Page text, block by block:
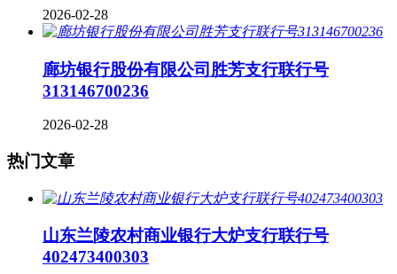
2026-02-28
廊坊银行股份有限公司胜芳支行联行号
313146700236
2026-02-28
热门文章
山东兰陵农村商业银行大炉支行联行号
402473400303